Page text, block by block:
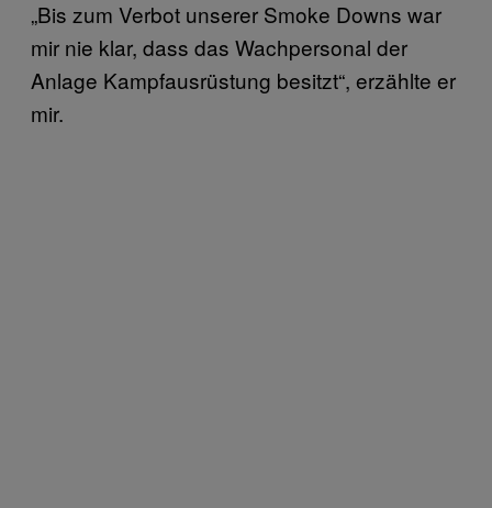
„Bis zum Verbot unserer Smoke Downs war
mir nie klar, dass das Wachpersonal der
Anlage Kampfausrüstung besitzt“, erzählte er
mir.